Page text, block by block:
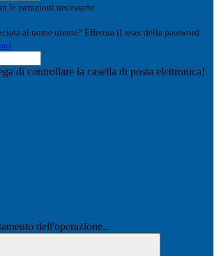
le istruzioni necessarie.
al nome utente? Effettua il reset della password
di controllare la casella di posta elettronica!
dell'operazione...